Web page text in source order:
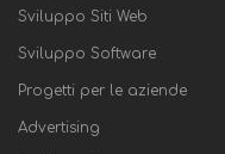
Sviluppo Siti Web
Sviluppo Software
Progetti per le aziende
Advertising